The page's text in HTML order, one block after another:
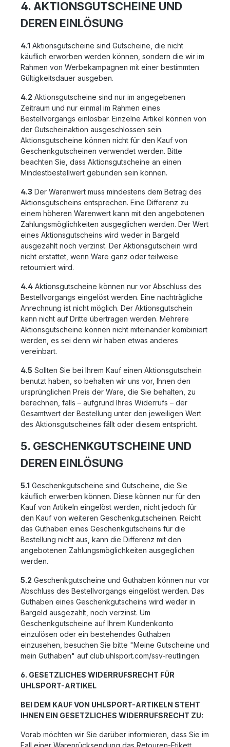
4. AKTIONSGUTSCHEINE UND
DEREN EINLÖSUNG
4.1 Aktionsgutscheine sind Gutscheine, die nicht
käuflich erworben werden können, sondern die wir im
Rahmen von Werbekampagnen mit einer bestimmten
Gültigkeitsdauer ausgeben.
4.2 Aktionsgutscheine sind nur im angegebenen
Zeitraum und nur einmal im Rahmen eines
Bestellvorgangs einlösbar. Einzelne Artikel können von
der Gutscheinaktion ausgeschlossen sein.
Aktionsgutscheine können nicht für den Kauf von
Geschenkgutscheinen verwendet werden. Bitte
beachten Sie, dass Aktionsgutscheine an einen
Mindestbestellwert gebunden sein können.
4.3 Der Warenwert muss mindestens dem Betrag des
Aktionsgutscheins entsprechen. Eine Differenz zu
einem höheren Warenwert kann mit den angebotenen
Zahlungsmöglichkeiten ausgeglichen werden. Der Wert
eines Aktionsgutscheins wird weder in Bargeld
ausgezahlt noch verzinst. Der Aktionsgutschein wird
nicht erstattet, wenn Ware ganz oder teilweise
retourniert wird.
4.4 Aktionsgutscheine können nur vor Abschluss des
Bestellvorgangs eingelöst werden. Eine nachträgliche
Anrechnung ist nicht möglich. Der Aktionsgutschein
kann nicht auf Dritte übertragen werden. Mehrere
Aktionsgutscheine können nicht miteinander kombiniert
werden, es sei denn wir haben etwas anderes
vereinbart.
4.5 Sollten Sie bei Ihrem Kauf einen Aktionsgutschein
benutzt haben, so behalten wir uns vor, Ihnen den
ursprünglichen Preis der Ware, die Sie behalten, zu
berechnen, falls – aufgrund Ihres Widerrufs – der
Gesamtwert der Bestellung unter den jeweiligen Wert
des Aktionsgutscheines fällt oder diesem entspricht.
5. GESCHENKGUTSCHEINE UND
DEREN EINLÖSUNG
5.1 Geschenkgutscheine sind Gutscheine, die Sie
käuflich erwerben können. Diese können nur für den
Kauf von Artikeln eingelöst werden, nicht jedoch für
den Kauf von weiteren Geschenkgutscheinen. Reicht
das Guthaben eines Geschenkgutscheins für die
Bestellung nicht aus, kann die Differenz mit den
angebotenen Zahlungsmöglichkeiten ausgeglichen
werden.
5.2 Geschenkgutscheine und Guthaben können nur vor
Abschluss des Bestellvorgangs eingelöst werden. Das
Guthaben eines Geschenkgutscheins wird weder in
Bargeld ausgezahlt, noch verzinst. Um
Geschenkgutscheine auf Ihrem Kundenkonto
einzulösen oder ein bestehendes Guthaben
einzusehen, besuchen Sie bitte "Meine Gutscheine und
mein Guthaben" auf club.uhlsport.com/ssv-reutlingen.
6. GESETZLICHES WIDERRUFSRECHT FÜR
UHLSPORT-ARTIKEL
BEI DEM KAUF VON UHLSPORT-ARTIKELN STEHT
IHNEN EIN GESETZLICHES WIDERRUFSRECHT ZU:
Vorab möchten wir Sie darüber informieren, dass Sie im
Fall einer Warenrücksendung das Retouren-Etikett